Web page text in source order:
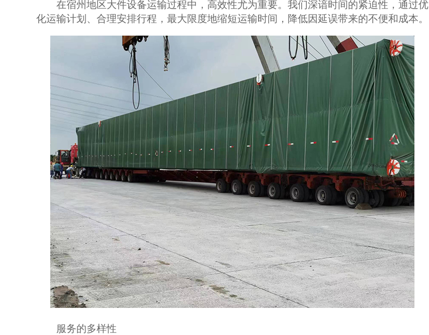
在宿州地区大件设备运输过程中，高效性尤为重要。我们深谙时间的紧迫性，通过优
化运输计划、合理安排行程，最大限度地缩短运输时间，降低因延误带来的不便和成本。
服务的多样性